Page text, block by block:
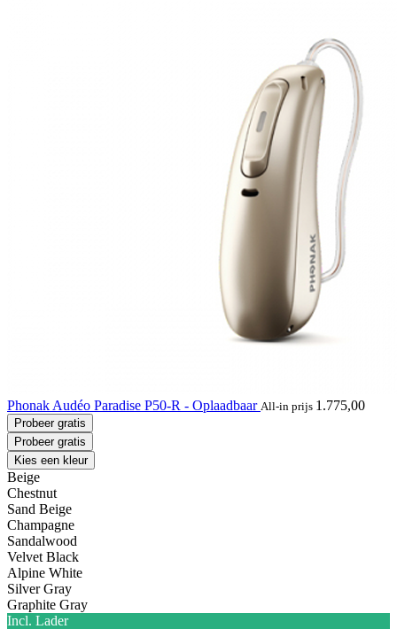
Phonak Audéo Paradise P50-R - Oplaadbaar All-in prijs 1.775,00
Probeer gratis
Probeer gratis
Kies een kleur
Beige
Chestnut
Sand Beige
Champagne
Sandalwood
Velvet Black
Alpine White
Silver Gray
Graphite Gray
Incl. Lader